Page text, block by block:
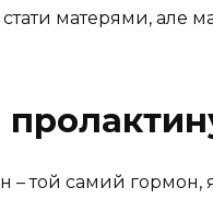
матерями, але
– той самий гормон,